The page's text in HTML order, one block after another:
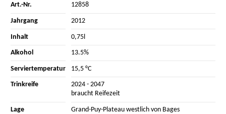
Art.-Nr. 12858
Jahrgang 2012
Inhalt 0,75l
Alkohol 13.5%
Serviertemperatur 15,5 °C
Trinkreife
2024 - 2047
braucht Reifezeit
Lage Grand-Puy-Plateau westlich von Bages